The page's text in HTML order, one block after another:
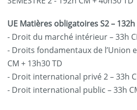
UE Matières obligatoires S2– 132h
- Droit du marché intérieur – 33h
- Droits fondamentaux de l’Union
CM + 13h30 TD
- Droit international privé 2 – 33h
- Droit international public – 33h